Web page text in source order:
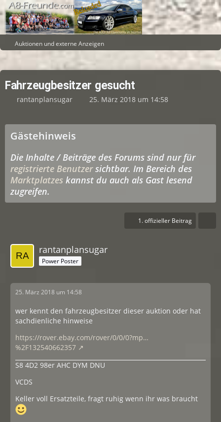
Auktionen und externe Anzeigen
Fahrzeugbesitzer gesucht
rantanplansugar 25. März 2018 um 14:58
Gästehinweis
Die Inhalte / Beiträge des Forums sind nur für
registrierte Benutzersichtbar. Im Bereich des
Marktplatzes kannst du auch als Gast lesend
zugreifen.
1. offizieller Beitrag
rantanplansugar
Power Poster
25. März 2018 um 14:58
wer kennt den fahrzeugbesitzer dieser auktion oder hat
sachdienliche hinweise
https://rover.ebay.com/rover/0/0/0?mp…
%2F132540662357
S8 4D2 98er AHC DYM DNU
VCDS
Keller voll Ersatzteile, fragt ruhig wenn ihr was braucht